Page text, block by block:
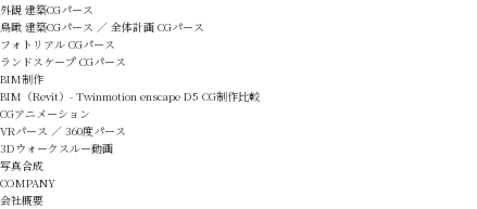
外観 建築CGパース
鳥瞰 建築CGパース ／ 全体計画 CGパース
フォトリアル CGパース
ランドスケープ CGパース
BIM制作
BIM（Revit）- Twinmotion enscape D5 CG制作比較
CGアニメーション
VRパース ／ 360度パース
3Dウォークスルー動画
写真合成
COMPANY
会社概要